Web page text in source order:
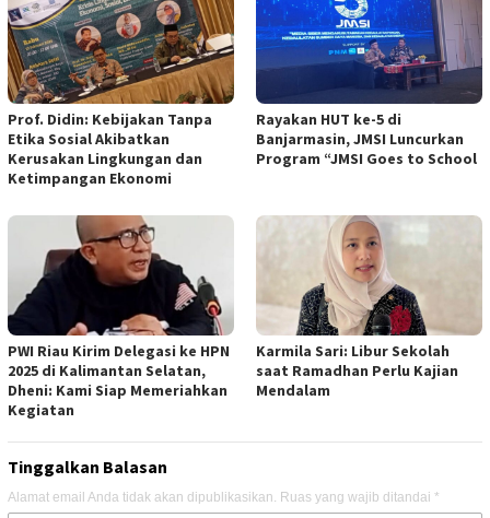
Prof. Didin: Kebijakan Tanpa
Etika Sosial Akibatkan
Kerusakan Lingkungan dan
Ketimpangan Ekonomi
Rayakan HUT ke-5 di
Banjarmasin, JMSI Luncurkan
Program “JMSI Goes to School
PWI Riau Kirim Delegasi ke HPN
2025 di Kalimantan Selatan,
Dheni: Kami Siap Memeriahkan
Kegiatan
Karmila Sari: Libur Sekolah
saat Ramadhan Perlu Kajian
Mendalam
Tinggalkan Balasan
Alamat email Anda tidak akan dipublikasikan. Ruas yang wajib ditandai *